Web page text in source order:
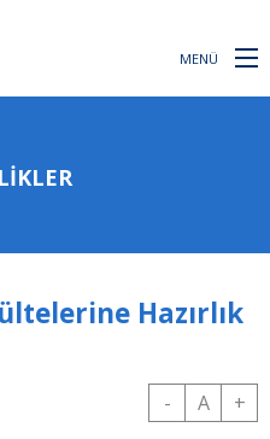
MENÜ
Hazırlık
- A +